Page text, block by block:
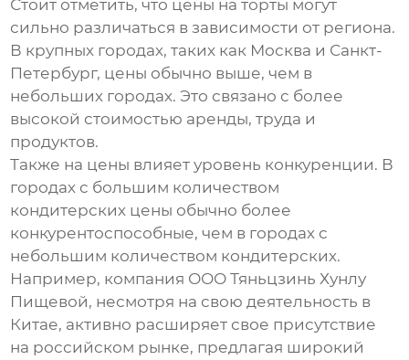
Стоит отметить, что цены на торты могут
сильно различаться в зависимости от региона.
В крупных городах, таких как Москва и Санкт-
Петербург, цены обычно выше, чем в
небольших городах. Это связано с более
высокой стоимостью аренды, труда и
продуктов.
Также на цены влияет уровень конкуренции. В
городах с большим количеством
кондитерских цены обычно более
конкурентоспособные, чем в городах с
небольшим количеством кондитерских.
Например, компания ООО Тяньцзинь Хунлу
Пищевой, несмотря на свою деятельность в
Китае, активно расширяет свое присутствие
на российском рынке, предлагая широкий